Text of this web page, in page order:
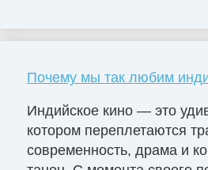
Почему мы так любим
Индийское кино — это
котором переплетаются
современность, драма и